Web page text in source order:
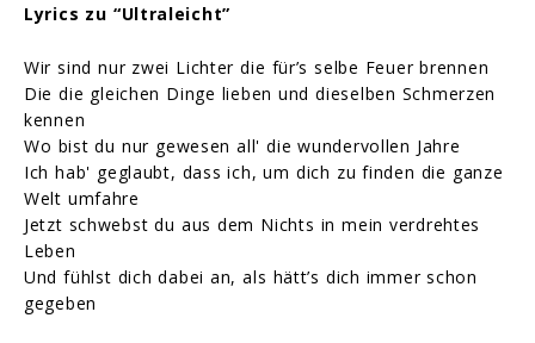
Lyrics zu “Ultraleicht”
Wir sind nur zwei Lichter die für’s selbe Feuer brennen
Die die gleichen Dinge lieben und dieselben Schmerzen
kennen
Wo bist du nur gewesen all' die wundervollen Jahre
Ich hab' geglaubt, dass ich, um dich zu finden die ganze
Welt umfahre
Jetzt schwebst du aus dem Nichts in mein verdrehtes
Leben
Und fühlst dich dabei an, als hätt’s dich immer schon
gegeben